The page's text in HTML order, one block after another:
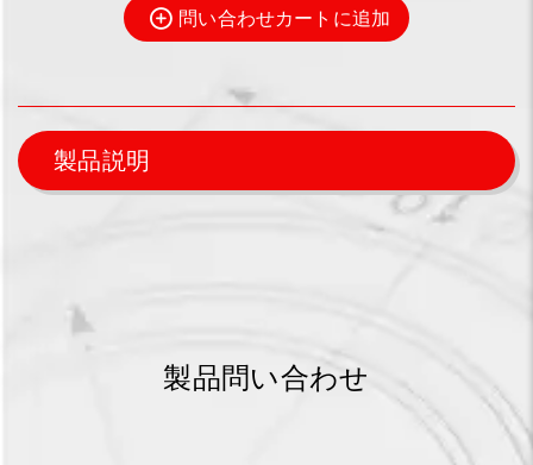
問い合わせカートに追加
製品説明
製品問い合わせ